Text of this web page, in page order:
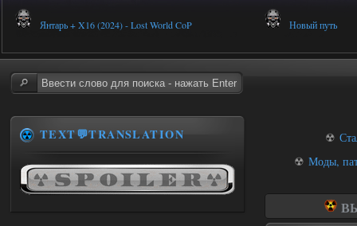
Янтарь + X16 (2024) - Lost World CoP Новый путь
☢
☢ Моды,
TEXT💬TRANSLATION